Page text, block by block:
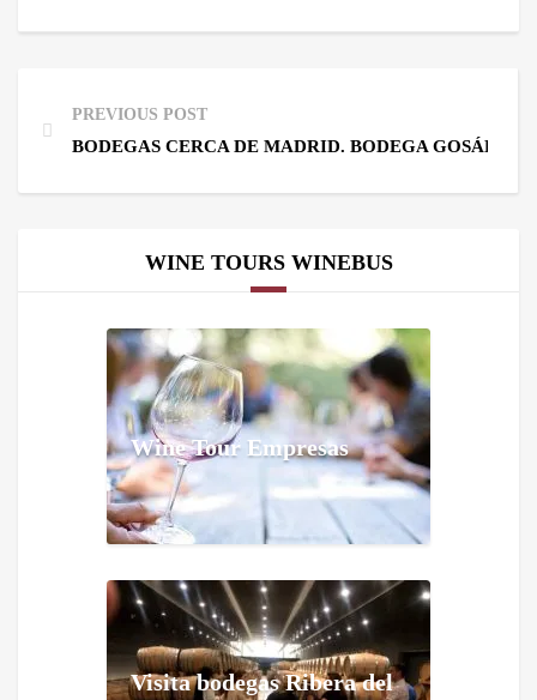
PREVIOUS POST
BODEGAS CERCA DE MADRID. BODEGA
WINE TOURS WINEBUS
Wine Tour Empresas
Visita bodegas Ribera del